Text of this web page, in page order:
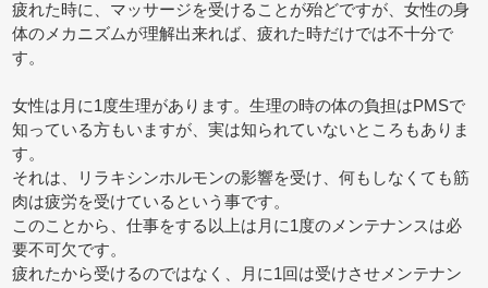
疲れた時に、マッサージを受けることが殆どですが、女性の身
体のメカニズムが理解出来れば、疲れた時だけでは不十分で
す。
女性は月に1度生理があります。生理の時の体の負担はPMSで
知っている方もいますが、実は知られていないところもありま
す。
それは、リラキシンホルモンの影響を受け、何もしなくても筋
肉は疲労を受けているという事です。
このことから、仕事をする以上は月に1度のメンテナンスは必
要不可欠です。
疲れたから受けるのではなく、月に1回は受けさせメンテナン